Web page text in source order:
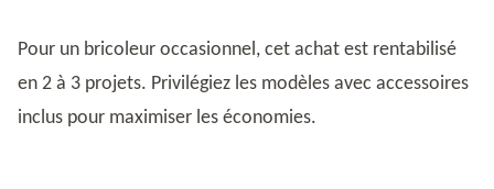
Pour un bricoleur occasionnel, cet achat est rentabilisé
en 2 à 3 projets. Privilégiez les modèles avec accessoires
inclus pour maximiser les économies.